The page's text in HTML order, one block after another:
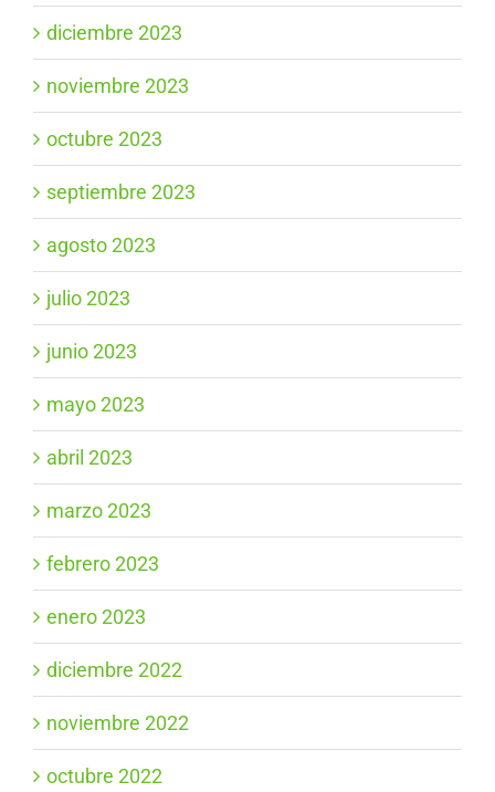
diciembre 2023
noviembre 2023
octubre 2023
septiembre 2023
agosto 2023
julio 2023
junio 2023
mayo 2023
abril 2023
marzo 2023
febrero 2023
enero 2023
diciembre 2022
noviembre 2022
octubre 2022